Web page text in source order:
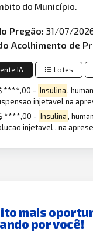
do Município.
Pregão:31/07/
Acolhimento de
IA Lotes
****,00 - Insulina,
injetavel na
****,00 - Insulina,
injetavel , na
mais
por você!